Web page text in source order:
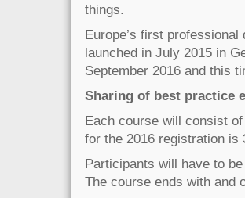
things.
Europe’s first
launched in July 2015 in
September 2016 and this
Sharing of best practice
Each course will consist
for the 2016 registration is
Participants will have to
The course ends with and